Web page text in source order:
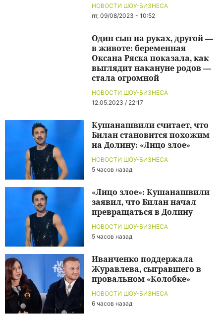
НОВОСТИ ШОУ-БИЗНЕСА
пт, 09/08/2023 - 10:52
НОВОСТИ ШОУ-БИЗНЕСА
12.05.2023 / 22:17
Один сын на руках, другой —
в животе: беременная
Оксана Ряска показала, как
выглядит накануне родов —
стала огромной
НОВОСТИ ШОУ-БИЗНЕСА
5 часов назад
Кушанашвили считает, что
Билан становится похожим
на Долину: «Лицо злое»
НОВОСТИ ШОУ-БИЗНЕСА
5 часов назад
«Лицо злое»: Кушанашвили
заявил, что Билан начал
превращаться в Долину
НОВОСТИ ШОУ-БИЗНЕСА
6 часов назад
Иванченко поддержала
Журавлева, сыгравшего в
провальном «Колобке»